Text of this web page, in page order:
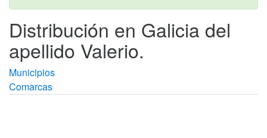
Distribución en Galicia del
apellido Valerio.
Municipios
Comarcas